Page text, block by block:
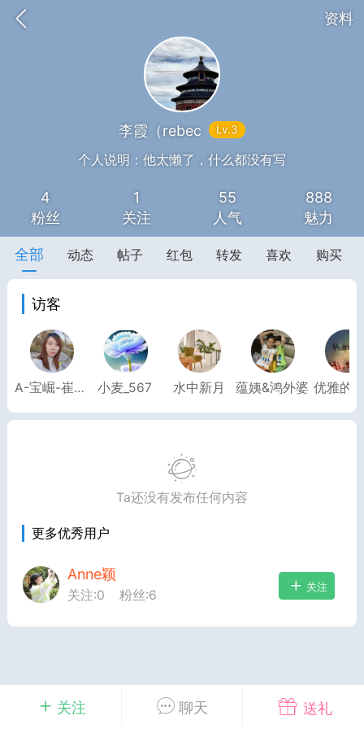
资料
赚题库券 充值
赚金币和题库券
加入上海学习交流群，资料免费领
上海高考
汇默写本附答案
0
初中英语
纲词汇天天练（共144页）
admin
上海高考
关注 聊天 送礼
李霞（rebec Lv.3
个人说明：他太懒了，什么都没有写
4
粉丝
1
关注
55
人气
888
魅力
全部 动态 帖子 红包 转发 喜欢 购买
访客
A-宝崛-崔伟玲 小麦_567 水中新月 蕴姨&鸿外婆 优雅的
Ta还没有发布任何内容
更多优秀用户
Anne颖
关注:0 粉丝:6
关注